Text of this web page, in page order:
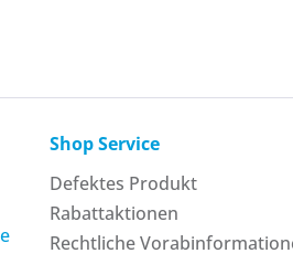
Shop Service
Defektes Produkt
Rabattaktionen
Rechtliche